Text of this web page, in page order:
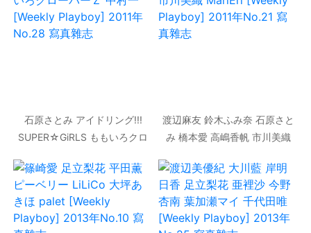
石原さとみ アイドリング!!!
SUPER☆GiRLS ももいろクロ
Playboy] 2011年No.28 寫真
雜志
渡辺麻友 鈴木ふみ奈 石原さと
み 橋本愛 高嶋香帆 市川美織
2011年No.21 寫真雜志